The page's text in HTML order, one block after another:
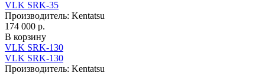
VLK SRK-35
Производитель: Kentatsu
174 000 р.
В корзину
VLK SRK-130
VLK SRK-130
Производитель: Kentatsu